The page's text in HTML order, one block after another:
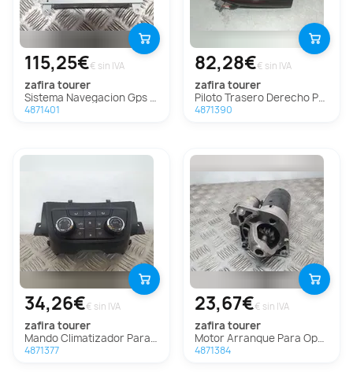
115,25€€ sin IVA
zafira tourer
Sistema Navegacion Gps Para Opel Zafira Tourer
4871401
82,28€€ sin IVA
zafira tourer
Piloto Trasero Derecho Para Opel Zafira Tourer
4871390
34,26€€ sin IVA
zafira tourer
Mando Climatizador Para Opel Zafira Tourer
4871377
23,67€€ sin IVA
zafira tourer
Motor Arranque Para Opel Zafira Tourer
4871384